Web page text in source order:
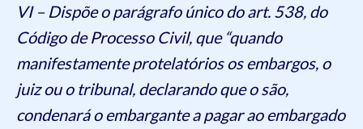
VI – Dispõe o parágrafo único do art. 538, do
Código de Processo Civil, que “quando
manifestamente protelatórios os embargos, o
juiz ou o tribunal, declarando que o são,
condenará o embargante a pagar ao embargado